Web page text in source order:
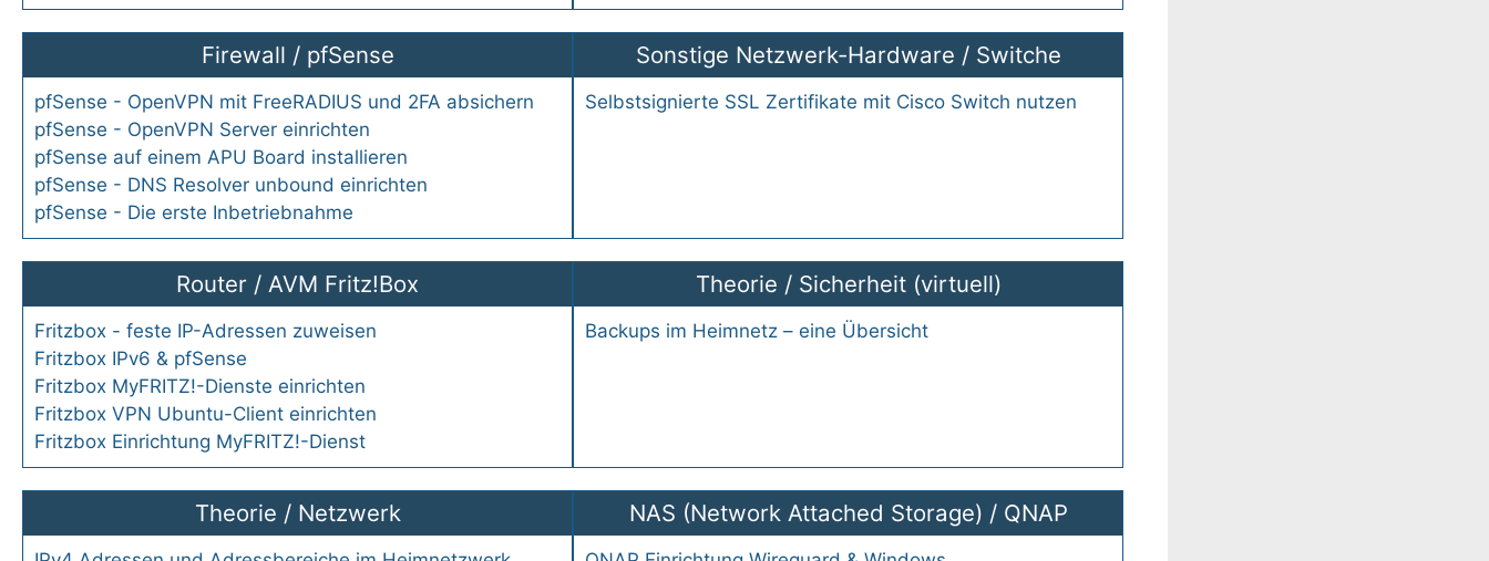
Firewall / pfSense
pfSense - OpenVPN mit FreeRADIUS und 2FA absichern
pfSense - OpenVPN Server einrichten
pfSense auf einem APU Board installieren
pfSense - DNS Resolver unbound einrichten
pfSense - Die erste Inbetriebnahme
Sonstige Netzwerk-Hardware / Switche
Selbstsignierte SSL Zertifikate mit Cisco Switch nutzen
Router / AVM Fritz!Box
Fritzbox - feste IP-Adressen zuweisen
Fritzbox IPv6 & pfSense
Fritzbox MyFRITZ!-Dienste einrichten
Fritzbox VPN Ubuntu-Client einrichten
Fritzbox Einrichtung MyFRITZ!-Dienst
Theorie / Sicherheit (virtuell)
Backups im Heimnetz – eine Übersicht
Theorie / Netzwerk NAS (Network Attached Storage) / QNAP